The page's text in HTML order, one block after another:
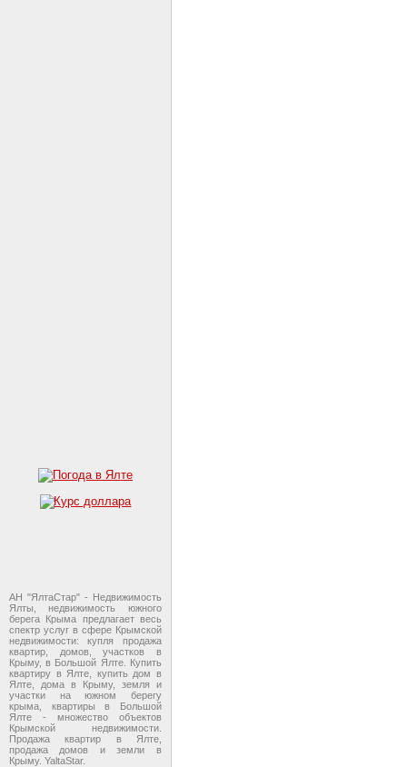
АН "ЯлтаСтар" - Недвижимость
Ялты, недвижимость южного
берега Крыма предлагает весь
спектр услуг в сфере Крымской
недвижимости: купля продажа
квартир, домов, участков в
Крыму, в Большой Ялте. Купить
квартиру в Ялте, купить дом в
Ялте, дома в Крыму, земля и
участки на южном берегу
крыма, квартиры в Большой
Ялте - множество объектов
Крымской недвижимости.
Продажа квартир в Ялте,
продажа домов и земли в
Крыму. YaltaStar.